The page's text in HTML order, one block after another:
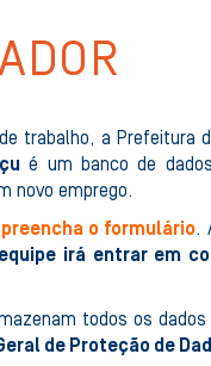
trabalho, a Prefeitura
é um banco de
novo emprego.
o formulário.
irá entrar em
todos os
de Proteção de